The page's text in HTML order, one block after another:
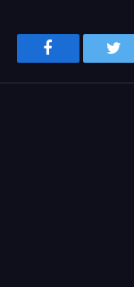
Facebook